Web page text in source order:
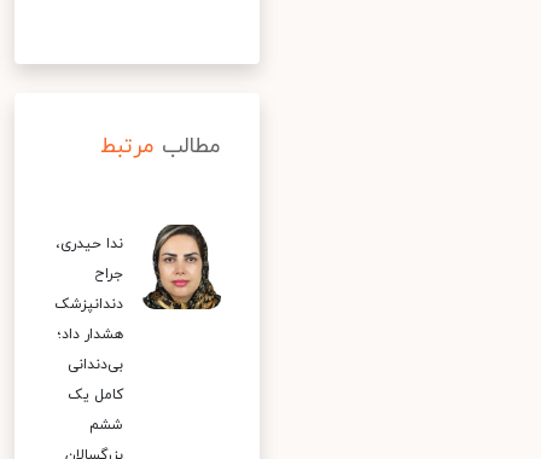
مطالب مرتبط
ندا حیدری،
جراح
دندانپزشک
هشدار داد؛
بی‌دندانی
کامل یک
ششم